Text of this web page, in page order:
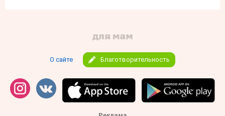
О сайте Благотворительность